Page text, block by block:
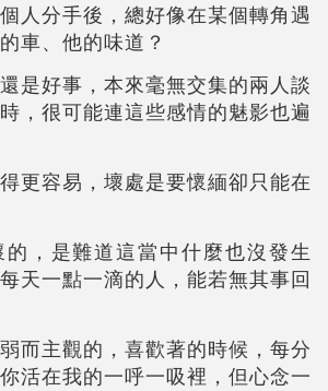
人分手後，總好像在某個轉角遇
車、他的味道？
是好事，本來毫無交集的兩人談
，很可能連這些感情的魅影也遍
更容易，壞處是要懷緬卻只能在
，是難道這當中什麼也沒發生
天一點一滴的人，能若無其事回
而主觀的，喜歡著的時候，每分
活在我的一呼一吸裡，但心念一